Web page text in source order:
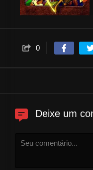
0
Deixe um